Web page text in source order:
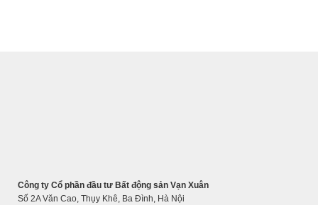
Công ty Cổ phần đầu tư Bất động sản Vạn Xuân
Số 2A Văn Cao, Thụy Khê, Ba Đình, Hà Nội